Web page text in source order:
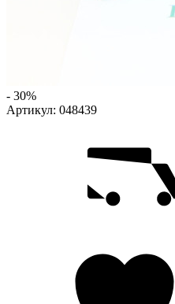
- 30%
Артикул: 048439